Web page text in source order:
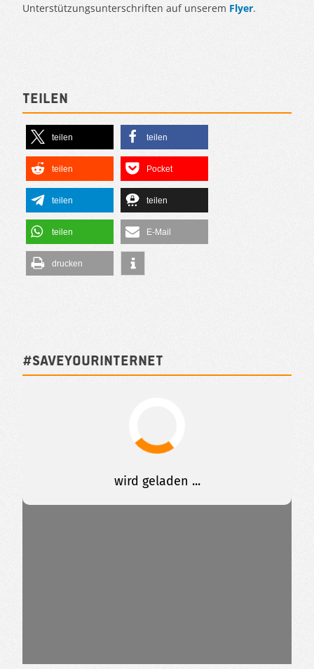
Unterstützungsunterschriften auf unserem Flyer.
Teilen
teilen teilen
teilen Pocket
teilen teilen
teilen E-Mail
drucken
#SAVEYOURINTERNET